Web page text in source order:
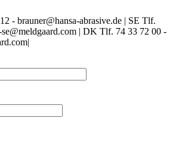
- brauner@hansa-abrasive.de | SE Tlf.
| DK Tlf. 74 33 72 00 -
|